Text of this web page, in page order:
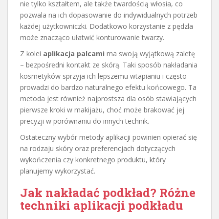
nie tylko kształtem, ale także twardością włosia, co
pozwala na ich dopasowanie do indywidualnych potrzeb
każdej użytkowniczki. Dodatkowo korzystanie z pędzla
może znacząco ułatwić konturowanie twarzy.
Z kolei aplikacja palcami ma swoją wyjątkową zaletę
– bezpośredni kontakt ze skórą. Taki sposób nakładania
kosmetyków sprzyja ich lepszemu wtapianiu i często
prowadzi do bardzo naturalnego efektu końcowego. Ta
metoda jest również najprostsza dla osób stawiających
pierwsze kroki w makijażu, choć może brakować jej
precyzji w porównaniu do innych technik.
Ostateczny wybór metody aplikacji powinien opierać się
na rodzaju skóry oraz preferencjach dotyczących
wykończenia czy konkretnego produktu, który
planujemy wykorzystać.
Jak nakładać podkład? Różne
techniki aplikacji podkładu